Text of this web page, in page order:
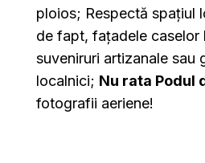
ploios; Respectă spațiul
de fapt, fațadele caselor
suveniruri artizanale sau
localnici; Nu rata Podul
fotografii aeriene!